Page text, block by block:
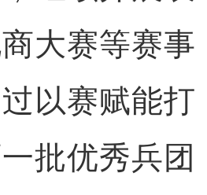
大赛等赛事
以赛赋能打
批优秀兵团